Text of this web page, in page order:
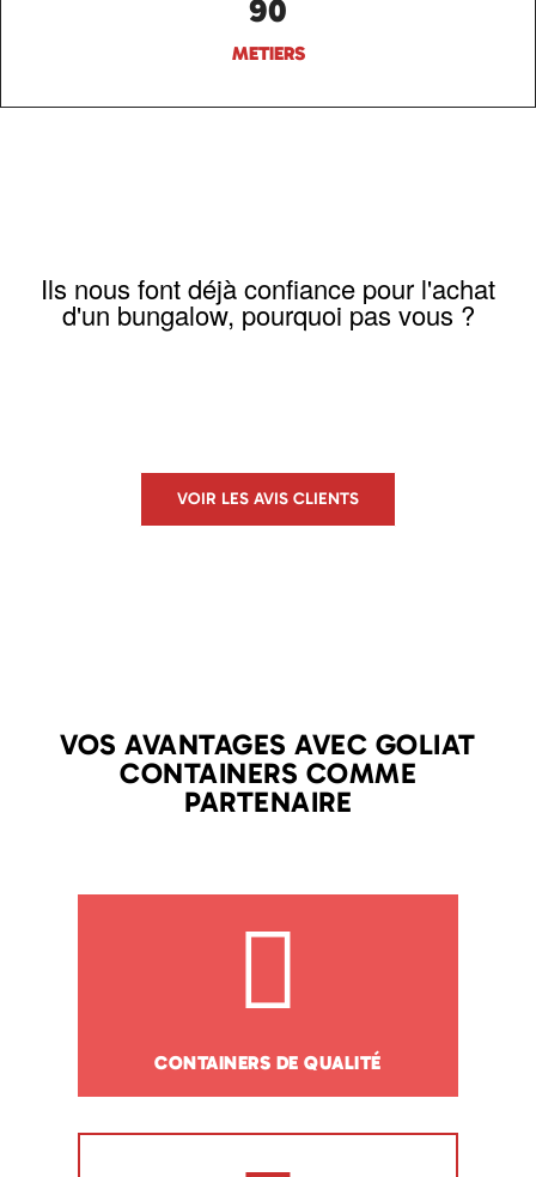
90
METIERS
Ils nous font déjà confiance pour l'achat
d'un bungalow, pourquoi pas vous ?
VOIR LES AVIS CLIENTS
VOS AVANTAGES AVEC GOLIAT
CONTAINERS COMME
PARTENAIRE
CONTAINERS DE QUALITÉ